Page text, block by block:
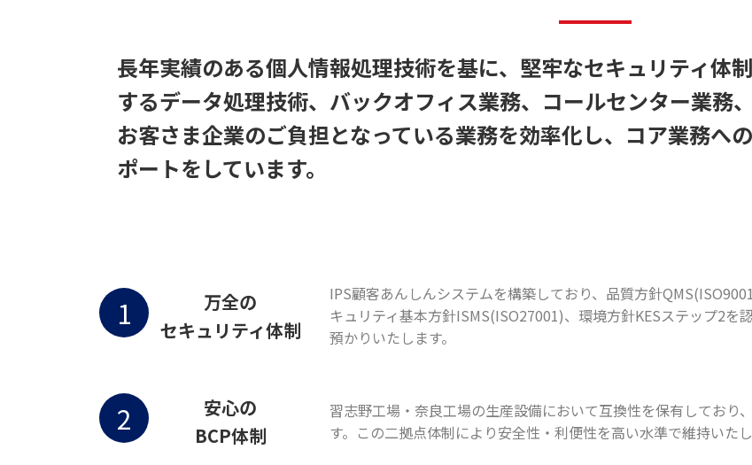
長年実績のある個人情報処理技術を基に、堅牢なセキュリティ体
するデータ処理技術、バックオフィス業務、コールセンター業務
お客さま企業のご負担となっている業務を効率化し、コア業務へ
ポートをしています。
1
万全の
セキュリティ体制
IPS顧客あんしんシステムを構築しており、品質方針
キュリティ基本方針ISMS(ISO27001)、環境方針KESステップ2
預かりいたします。
2
安心の
BCP体制
習志野工場・奈良工場の生産設備において互換性を保有しており
す。この二拠点体制により安全性・利便性を高い水準で維持いたし